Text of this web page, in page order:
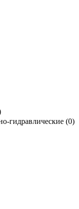
гидравлические (0)